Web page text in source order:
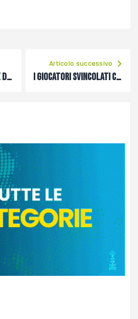
Io proprio Io: Michele De Toni
Articolo successivo
I giocatori svincolati con Art. 32 della NOIF